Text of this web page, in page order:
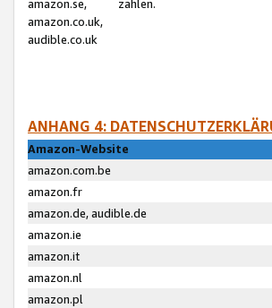
amazon.se,
amazon.co.uk,
audible.co.uk
zahlen.
ANHANG 4:
Amazon-Website
amazon.com.be
amazon.fr
amazon.de, audible.de
amazon.ie
amazon.it
amazon.nl
amazon.pl